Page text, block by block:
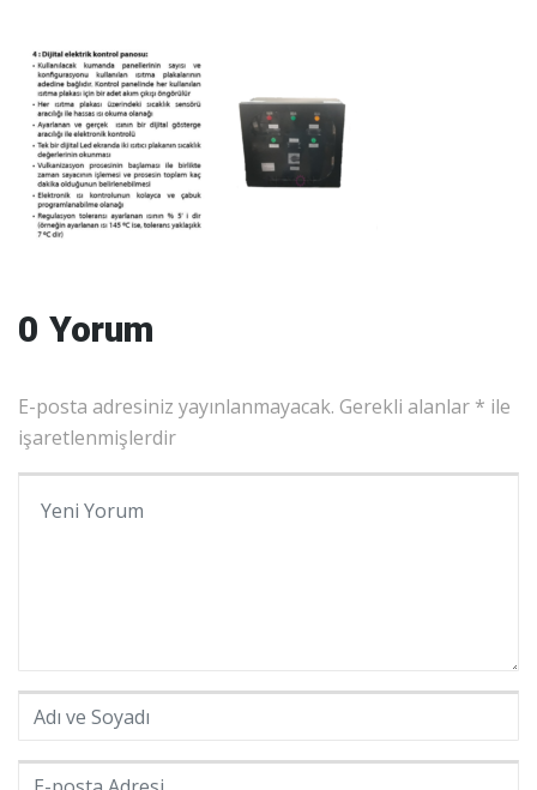
0 Yorum
E-posta adresiniz yayınlanmayacak. Gerekli alanlar * ile
işaretlenmişlerdir
Adı ve Soyadı *
E-posta Adresi